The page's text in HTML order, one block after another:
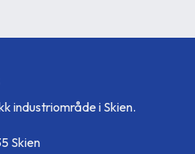
industriområde i Skien.
Skien